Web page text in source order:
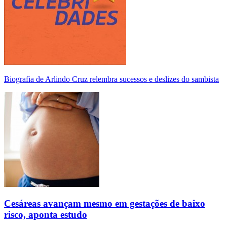
Biografia de Arlindo Cruz relembra sucessos e deslizes do sambista
Cesáreas avançam mesmo em gestações de baixo
risco, aponta estudo